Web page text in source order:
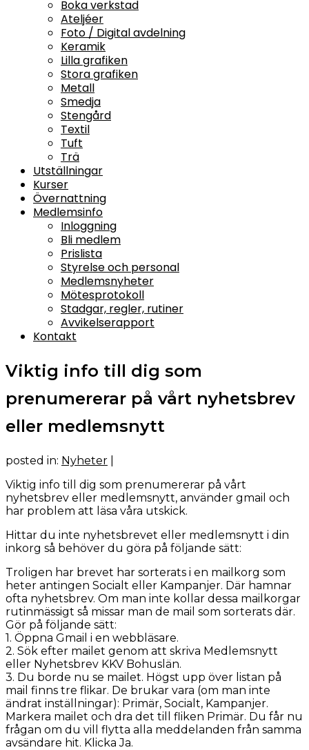
Boka verkstad
Ateljéer
Foto / Digital avdelning
Keramik
Lilla grafiken
Stora grafiken
Metall
Smedja
Stengård
Textil
Tuft
Trä
Utställningar
Kurser
Övernattning
Medlemsinfo
Inloggning
Bli medlem
Prislista
Styrelse och personal
Medlemsnyheter
Mötesprotokoll
Stadgar, regler, rutiner
Avvikelserapport
Kontakt
Viktig info till dig som
prenumererar på vårt nyhetsbrev
eller medlemsnytt
posted in: Nyheter
Viktig info till dig som prenumererar på vårt
nyhetsbrev eller medlemsnytt, använder gmail och
har problem att läsa våra utskick.
Hittar du inte nyhetsbrevet eller medlemsnytt i din
inkorg så behöver du göra på följande sätt:
Troligen har brevet har sorterats i en mailkorg som
heter antingen Socialt eller Kampanjer. Där hamnar
ofta nyhetsbrev. Om man inte kollar dessa mailkorgar
rutinmässigt så missar man de mail som sorterats där.
Gör på följande sätt:
1. Öppna Gmail i en webbläsare.
2. Sök efter mailet genom att skriva Medlemsnytt
eller Nyhetsbrev KKV Bohuslän.
3. Du borde nu se mailet. Högst upp över listan på
mail finns tre flikar. De brukar vara (om man inte
ändrat inställningar): Primär, Socialt, Kampanjer.
Markera mailet och dra det till fliken Primär. Du får nu
frågan om du vill flytta alla meddelanden från samma
avsändare hit. Klicka Ja.